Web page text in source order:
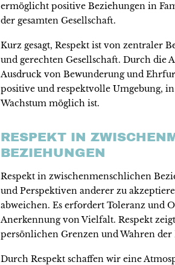
ermöglicht positive Beziehungen in
der gesamten Gesellschaft.
Kurz gesagt, Respekt ist von zentraler
und gerechten Gesellschaft. Durch die
Ausdruck von Bewunderung und
positive und respektvolle Umgebung,
Wachstum möglich ist.
RESPEKT IN
BEZIEHUNGEN
Respekt in zwischenmenschlichen
und Perspektiven anderer zu
abweichen. Es erfordert Toleranz und
Anerkennung von Vielfalt. Respekt
persönlichen Grenzen und Wahren der
Durch Respekt schaffen wir eine